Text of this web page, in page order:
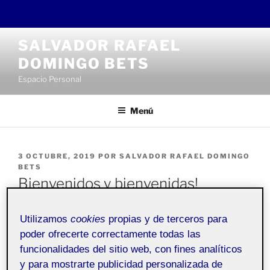
contenido
SALVADOR RAFAEL
DOMINGO BETS
Espacio Personal
Menú
PUBLICADO
EL
3 OCTUBRE, 2019 POR SALVADOR RAFAEL DOMINGO
BETS
Bienvenidos y bienvenidas!
Pública
Bienvenidos a miFoliopersonal. Esta entrada se ha
Utilizamoscookies propias y de terceros para
poder ofrecerte correctamente todas las
funcionalidades del sitio web, con fines analíticos
y para mostrarte publicidad personalizada de